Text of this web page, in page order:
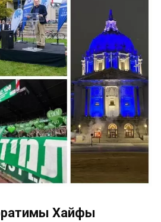
Хайфы